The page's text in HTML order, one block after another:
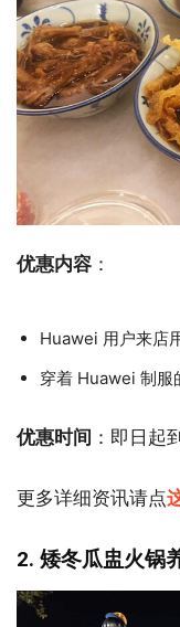
优惠内容 ：
Huawei 用户来店
穿着 Huawei 制服
优惠时间 ：即日起
更多详细资讯请点
2. 矮冬瓜盅火锅